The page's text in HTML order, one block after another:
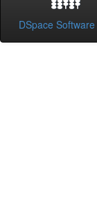
DSpace Software